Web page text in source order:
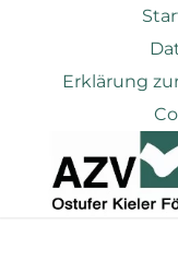
Erklärung